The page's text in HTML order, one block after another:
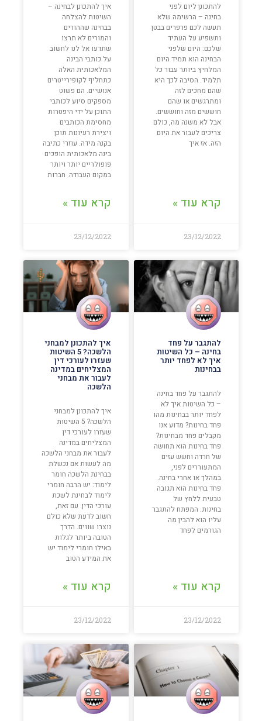
להתכונן ליום לפני
בחינה – הרשימה שלא
תעשה לכם פרפרים בבטן
ותשפיע על העתיד
שלכם: היום שלפני
הבחינה הוא תמיד היום
המלחיץ ביותר עבור כל
תלמיד. הסיבה לכך היא
שהם מחכים לזה
ומתרגשים או שהם
חוששים מזה וחוששים.
אבל לא משנה מה, כולם
צריכים לעבור את היום
הזה. אז איך
קרא עוד »
23/12/2022
איך להתכונן לבחינה –
השיטות להצלחה
בבחינה שההורים
והמורים לא תרצו
שתדעו אל לנו לחשוב
על כותבי הבינה
המלאכותית האלה
כתחליף לקופירייטרים
אנושיים. הם פשוט
מספקים סיוע לכותבי
התוכן על ידי היפטרות
מחסימת הכותבים
ויצירת רעיונות תוכן
בקנה מידה. עוזרי כתיבה
בינה מלאכותית הופכים
פופולריים יותר ויותר
במקום העבודה. חברות
קרא עוד »
23/12/2022
להתגבר על פחד
בחינה – כל השיטות
איך לא לפחד יותר
בבחינות
להתגבר על פחד בחינה
– כל השיטות איך לא
לפחד יותר בבחינות מהו
פחד בחינות? מדוע אנו
מקבלים פחד מבחינות?
פחד בחינות הוא תחושה
של חרדה וחשש עזים
המתעוררים לפני,
במהלך או אחרי בחינה.
פחד בחינות הוא תגובה
טבעית ללחץ של
בחינות. המפתח להתגבר
עליו הוא להבין מה
הגורמים לפחד
קרא עוד »
23/12/2022
איך להתכונן למבחני
הלשכה? 5 השיטות
שעזרו לעורכי דין
המצליחים במדינה
לעבור את מבחני
הלשכה
איך להתכונן למבחני
הלשכה? 5 השיטות
שעזרו לעורכי דין
המצליחים במדינה
לעבור את מבחני הלשכה
מה לעשות אם נכשלת
בבחינת הלשכה חומר
לימוד: יש הרבה חומרי
לימוד לבחינת לשכת
עורכי הדין. עם זאת,
חשוב לדעת שלא כולם
נוצרו שווים. הדרך
הטובה ביותר לגלות
באילו חומרי לימוד יש
את המידע הטוב
קרא עוד »
23/12/2022